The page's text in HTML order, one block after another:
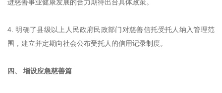
进慈善事业健康发展的合力期待出台具体政策。
4. 明确了县级以上人民政府民政部门对慈善信托受托人纳入管理范
围，建立并定期向社会公布受托人的信用记录制度。
四、 增设应急慈善篇